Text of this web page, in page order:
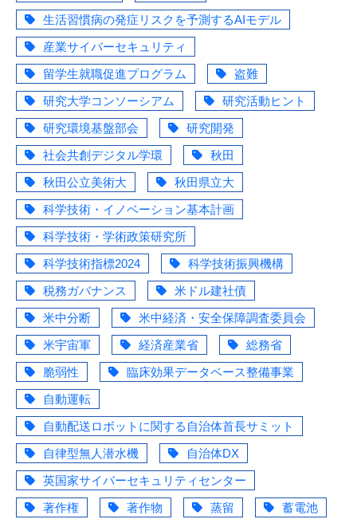
生活習慣病の発症リスクを予測するAIモデル
産業サイバーセキュリティ
留学生就職促進プログラム
盗難
研究大学コンソーシアム
研究活動ヒント
研究環境基盤部会
研究開発
社会共創デジタル学環
秋田
秋田公立美術大
秋田県立大
科学技術・イノベーション基本計画
科学技術・学術政策研究所
科学技術指標2024
科学技術振興機構
税務ガバナンス
米ドル建社債
米中分断
米中経済・安全保障調査委員会
米宇宙軍
経済産業省
総務省
脆弱性
臨床効果データベース整備事業
自動運転
自動配送ロボットに関する自治体首長サミット
自律型無人潜水機
自治体DX
英国家サイバーセキュリティセンター
著作権
著作物 蒸留
蓄電池